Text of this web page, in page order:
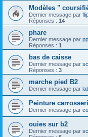
Modèles "
Dernier message par
Réponses : 14
phare
Dernier message par
Réponses : 1
bas de caisse
Dernier message par
Réponses : 3
marche pied B2
Dernier message par
Peinture
Dernier message par
ouies sur b2
Dernier message par